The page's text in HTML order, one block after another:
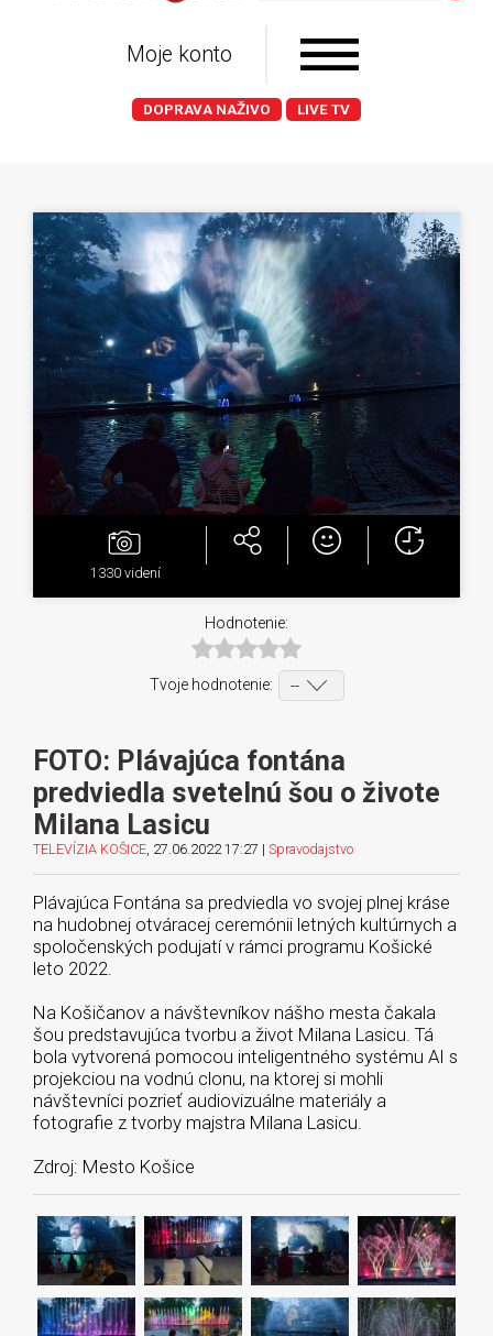
Moje konto
DOPRAVA NAŽIVO LIVE TV
1330 videní
Hodnotenie:
Tvoje hodnotenie:
FOTO: Plávajúca fontána
predviedla svetelnú šou o živote
Milana Lasicu
TELEVÍZIA KOŠICE , 27.06.2022 17:27 | Spravodajstvo
️Plávajúca Fontána sa predviedla vo svojej plnej kráse
na hudobnej otváracej ceremónii letných kultúrnych a
spoločenských podujatí v rámci programu Košické
leto 2022.
Na Košičanov a návštevníkov nášho mesta čakala
šou predstavujúca tvorbu a život Milana Lasicu. Tá
bola vytvorená pomocou inteligentného systému AI s
projekciou na vodnú clonu, na ktorej si mohli
návštevníci pozrieť audiovizuálne materiály a
fotografie z tvorby majstra Milana Lasicu.
Zdroj: Mesto Košice